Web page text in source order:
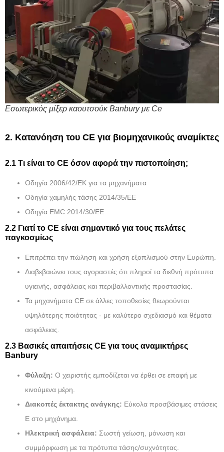
Εσωτερικός μίξερ καουτσούκ Banbury με Ce
2. Κατανόηση του CE για βιομηχανικούς αναμίκτες
2.1 Τι είναι το CE όσον αφορά την πιστοποίηση;
Οδηγία 2006/42/ΕΚ για τα μηχανήματα
Οδηγία χαμηλής τάσης 2014/35/ΕΕ
Οδηγία EMC 2014/30/ΕΕ
2.2 Γιατί το CE είναι σημαντικό για τους πελάτες
παγκοσμίως
Επιτρέπει την πώληση και χρήση εξοπλισμού στην Ευρώπη.
Διαβεβαιώνει τους αγοραστές ότι πληροί τα διεθνή πρότυπα
υγιεινής, ασφάλειας και περιβαλλοντικής προστασίας.
Τα μηχανήματα CE σε άλλες τοποθεσίες θεωρούνται
υψηλότερης ποιότητας - με καλύτερο σχεδιασμό και θέματα
ασφάλειας.
2.3 Βασικές απαιτήσεις CE για τους αναμικτήρες
Banbury
Φύλαξη: Ο χειριστής εμποδίζεται να έρθει σε επαφή με
κινούμενα μέρη.
Διακοπές έκτακτης ανάγκης: Εύκολα προσβάσιμες στάσεις
E στο μηχάνημα.
Ηλεκτρική ασφάλεια: Σωστή γείωση, μόνωση και
συμμόρφωση με τα πρότυπα τάσης/συχνότητας.